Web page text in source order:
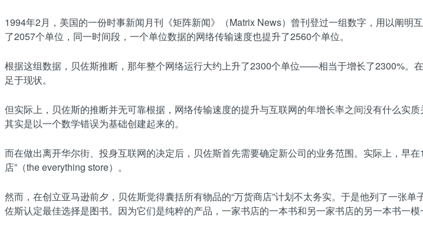
1994年2月，美国的一份时事新闻月刊《矩阵新闻》（Matrix News）曾刊登过一组数字，用以阐
了2057个单位，同一时间段，一个单位数据的网络传输速度也提升了2560个单位。
根据这组数据，贝佐斯推断，那年整个网络运行大约上升了2300个单位——相当于增长了2300%。
足于现状。
但实际上，贝佐斯的推断并无可靠根据，网络传输速度的提升与互联网的年增长率之间没有什么
其实是以一个数学错误为基础创建起来的。
而在做出离开华尔街、投身互联网的决定后，贝佐斯首先需要确定新公司的业务范围。实际上，早
店”（the everything store）。
然而，在创立亚马逊前夕，贝佐斯觉得囊括所有物品的“万货商店”计划不太务实。于是他列了一张
佐斯认定最佳选择是图书。因为它们是纯粹的产品，一家书店的一本书和另一家书店的另一本书一模